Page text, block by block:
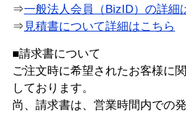
⇒一般法人会員（BizID）の詳細
⇒ 見積書について詳細はこちら
■請求書について
ご注文時に希望されたお客様に
しております。
尚、請求書は、営業時間内での